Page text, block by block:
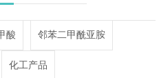
酸 邻苯二甲酰亚胺
化工产品